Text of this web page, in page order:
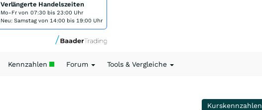
Verlängerte Handelszeiten
Mo-Fr von 07:30 bis 23:00 Uhr
Neu: Samstag von 14:00 bis 19:00 Uhr
Kennzahlen Forum Tools & Vergleiche
Kurskennzahlen